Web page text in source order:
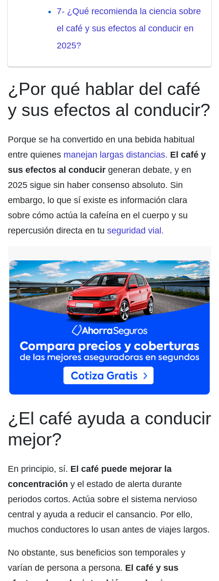
7- ¿Qué recomienda la ciencia sobre
el café y sus efectos al conducir en
2025?
¿Por qué hablar del café
y sus efectos al conducir?
Porque se ha convertido en una bebida habitual
entre quienes manejan largas distancias. El café y
sus efectos al conducir generan debate, y en
2025 sigue sin haber consenso absoluto. Sin
embargo, lo que sí existe es información clara
sobre cómo actúa la cafeína en el cuerpo y su
repercusión directa en tu seguridad vial.
¿El café ayuda a conducir
mejor?
En principio, sí. El café puede mejorar la
concentración y el estado de alerta durante
periodos cortos. Actúa sobre el sistema nervioso
central y ayuda a reducir el cansancio. Por ello,
muchos conductores lo usan antes de viajes largos.
No obstante, sus beneficios son temporales y
varían de persona a persona. El café y sus